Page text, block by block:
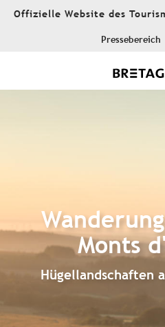
AllerOffizielle Website des
Pressebereich
Monts
Hügellandschaften